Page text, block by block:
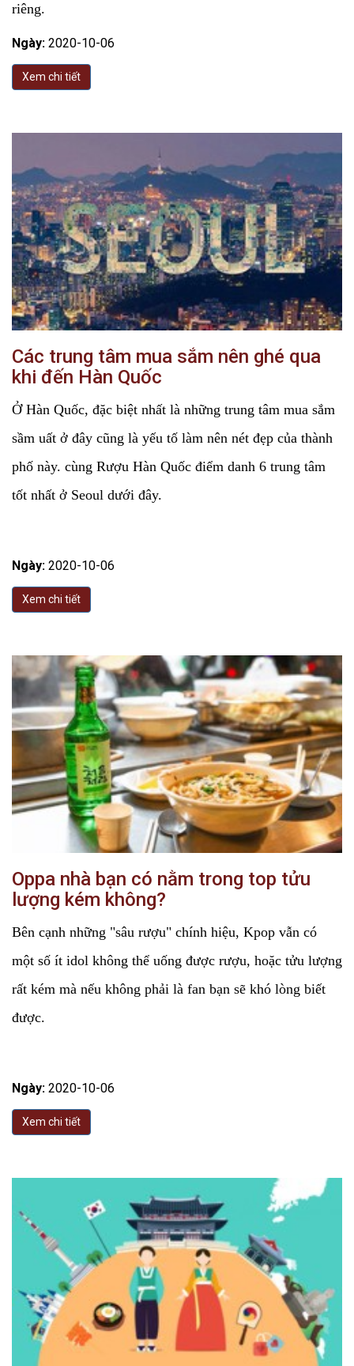
riêng.
Ngày: 2020-10-06
Xem chi tiết
Các trung tâm mua sắm nên ghé qua
khi đến Hàn Quốc
Ở Hàn Quốc, đặc biệt nhất là những trung tâm mua sắm
sầm uất ở đây cũng là yếu tố làm nên nét đẹp của thành
phố này. cùng Rượu Hàn Quốc điểm danh 6 trung tâm
tốt nhất ở Seoul dưới đây.
Ngày: 2020-10-06
Xem chi tiết
Oppa nhà bạn có nằm trong top tửu
lượng kém không?
Bên cạnh những "sâu rượu" chính hiệu, Kpop vẫn có
một số ít idol không thể uống được rượu, hoặc tửu lượng
rất kém mà nếu không phải là fan bạn sẽ khó lòng biết
được.
Ngày: 2020-10-06
Xem chi tiết